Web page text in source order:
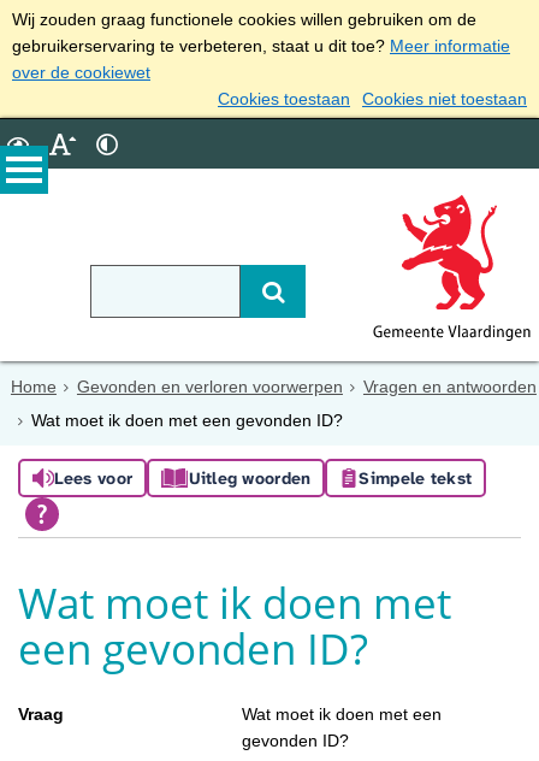
Wij zouden graag functionele cookies willen gebruiken om de
gebruikerservaring te verbeteren, staat u dit toe? Meer informatie
over de cookiewet
Cookies toestaan
Cookies niet toestaan
Home Gevonden en verloren voorwerpen
Vragen en antwoorden
Wat moet ik doen met een gevonden ID?
Lees voor Uitleg woorden Simpele tekst
Wat moet ik doen met
een gevonden ID?
Vraag
Wat moet ik doen met een
gevonden ID?